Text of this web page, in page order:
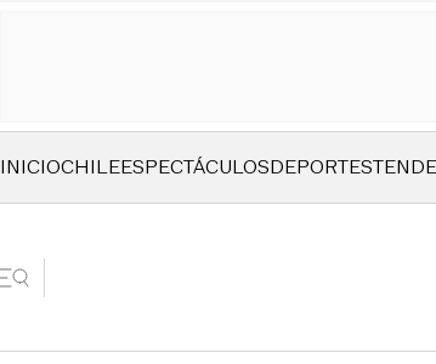
INICIOCHILEESPECTÁCULOSDEPORTES